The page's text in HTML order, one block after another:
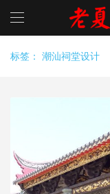
标签： 潮汕祠堂设计